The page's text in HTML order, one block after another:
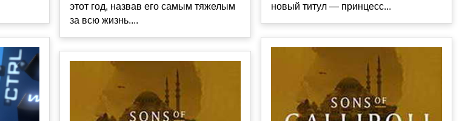
этот год, назвав его самым тяжелым
за всю жизнь....
новый титул — принцесс...